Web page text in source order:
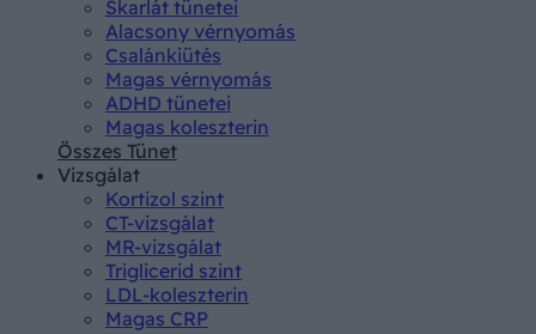
Skarlát tünetei
Alacsony vérnyomás
Csalánkiütés
Magas vérnyomás
ADHD tünetei
Magas koleszterin
Összes Tünet
Vizsgálat
Kortizol szint
CT-vizsgálat
MR-vizsgálat
Triglicerid szint
LDL-koleszterin
Magas CRP